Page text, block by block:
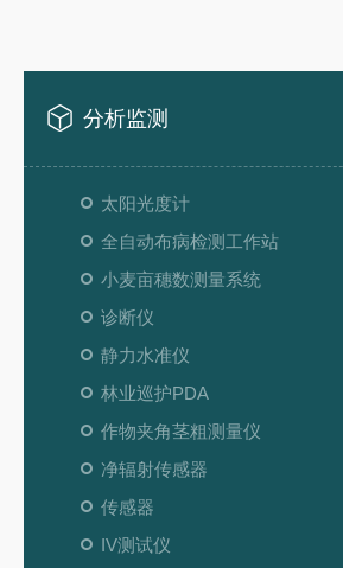
分析监测
太阳光度计
全自动布病检测工作站
小麦亩穗数测量系统
诊断仪
静力水准仪
林业巡护PDA
作物夹角茎粗测量仪
净辐射传感器
传感器
IV测试仪